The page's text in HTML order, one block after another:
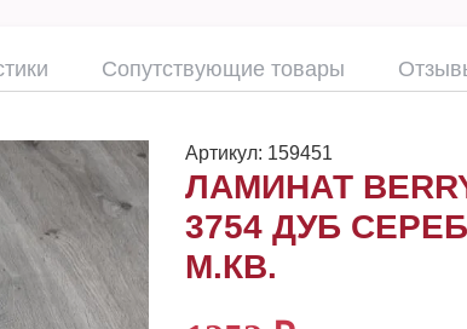
Сопутствующие товары
Артикул: 159451
ЛАМИНАТ
3754 ДУБ
М.КВ.